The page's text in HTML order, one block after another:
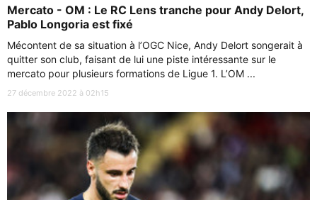
Mercato - OM : Le RC Lens tranche pour Andy Delort,
Pablo Longoria est fixé
Mécontent de sa situation à l’OGC Nice, Andy Delort songerait à
quitter son club, faisant de lui une piste intéressante sur le
mercato pour plusieurs formations de Ligue 1. L’OM ...
27 décembre 2022 à 02h15